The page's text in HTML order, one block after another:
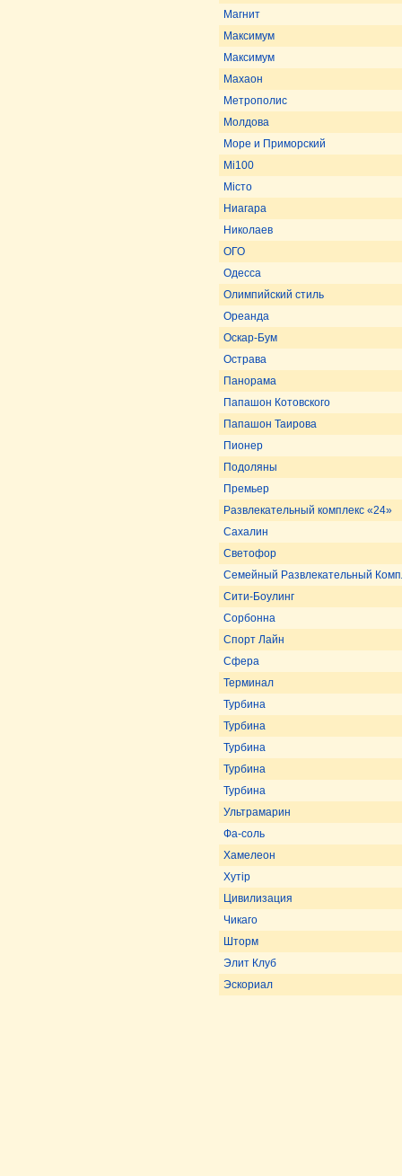
Магнит
Максимум
Максимум
Махаон
Метрополис
Молдова
Море и Приморский
Мі100
Місто
Ниагара
Николаев
ОГО
Одесса
Олимпийский стиль
Ореанда
Оскар-Бум
Острава
Панорама
Папашон Котовского
Папашон Таирова
Пионер
Подоляны
Премьер
Развлекательный комплекс «24»
Сахалин
Светофор
Семейный Развлекательный
Сити-Боулинг
Сорбонна
Спорт Лайн
Сфера
Терминал
Турбина
Турбина
Турбина
Турбина
Турбина
Ультрамарин
Фа-соль
Хамелеон
Хутір
Цивилизация
Чикаго
Шторм
Элит Клуб
Эскориал